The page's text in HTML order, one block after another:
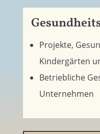
Projekte,
Kindergärten
Betriebliche
Unternehmen